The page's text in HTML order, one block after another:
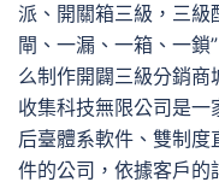
派、開關箱三級，三級
閘、一漏、一箱、一
么制作開闢三級分銷
收集科技無限公司是
后臺體系軟件、雙制度
件的公司，依據客戶的